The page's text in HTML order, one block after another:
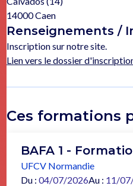
14000 Caen
Renseignements /
Inscription sur notre site.
Lien vers le dossier
Ces formations
BAFA 1 -
UFCV Normandie
Du : 04/07/2026Au : 11/